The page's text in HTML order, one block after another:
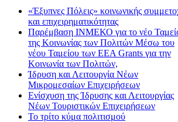
«Έξυπνες Πόλεις» κοινωνικής
και επιχειρηματικότητας
Παρέμβαση ΙΝΜΕΚΟ για το νέο
της Κοινωνίας των Πολιτών Μέσω του
νέου Ταμείου των ΕΕΑ Grants για την
Κοινωνία των Πολιτών,
Ίδρυση και Λειτουργία Νέων
Μικρομεσαίων Επιχειρήσεων
Ενίσχυση της Ίδρυσης και Λειτουργίας
Νέων Τουριστικών Επιχειρήσεων
Το τρίτο κύμα πολιτισμού